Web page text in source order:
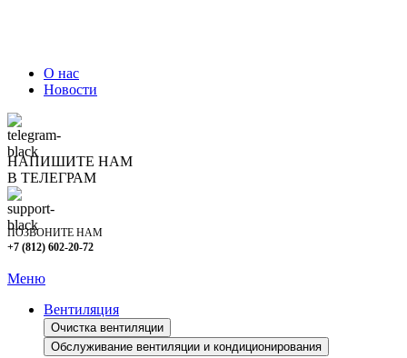
О нас
Новости
НАПИШИТЕ НАМ
В ТЕЛЕГРАМ
ПОЗВОНИТЕ НАМ
+7 (812) 602-20-72
Меню
Вентиляция
Очистка вентиляции
Обслуживание вентиляции и кондиционирования